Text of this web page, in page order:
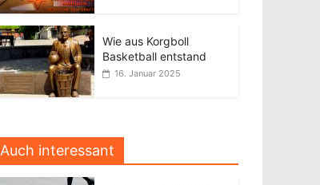
Wie aus Korgboll
Basketball entstand
16. Januar 2025
Auch interessant